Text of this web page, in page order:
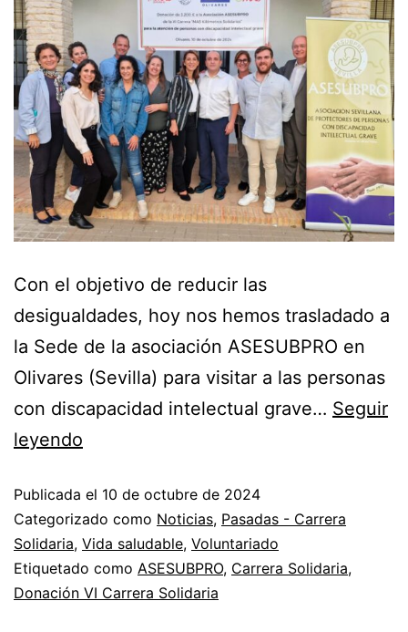
Con el objetivo de reducir las
desigualdades, hoy nos hemos trasladado a
la Sede de la asociación ASESUBPRO en
Olivares (Sevilla) para visitar a las personas
con discapacidad intelectual grave… Seguir
leyendo
Publicada el 10 de octubre de 2024
Categorizado como Noticias, Pasadas - Carrera
Solidaria, Vida saludable, Voluntariado
Etiquetado como ASESUBPRO, Carrera Solidaria,
Donación VI Carrera Solidaria